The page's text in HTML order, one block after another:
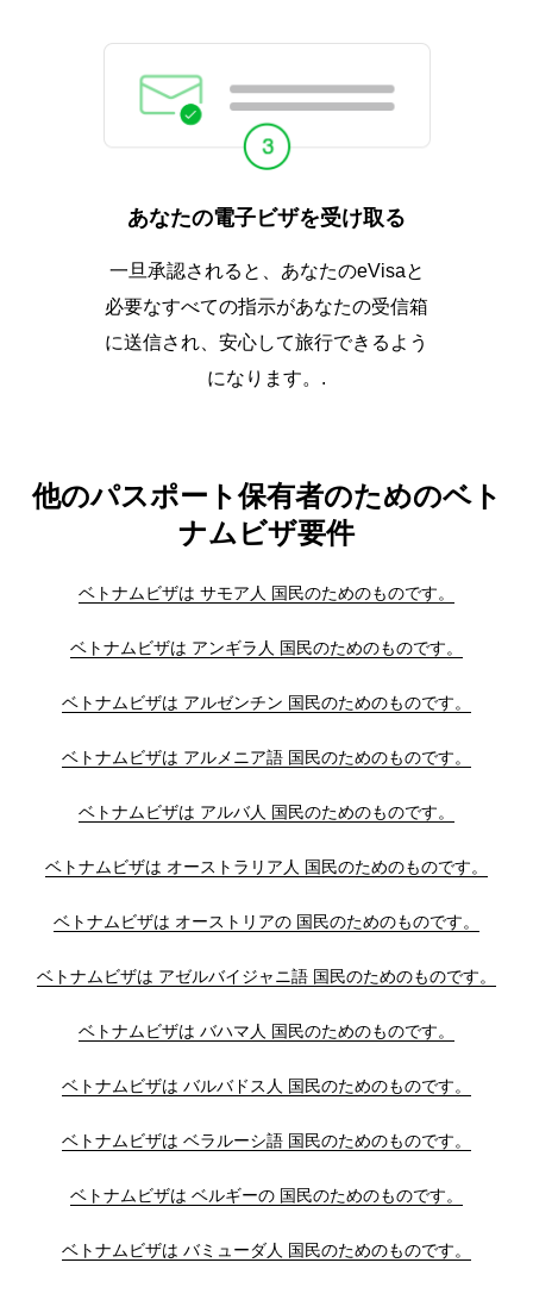
あなたの電子ビザを受け取る
一旦承認されると、あなたのeVisaと
必要なすべての指示があなたの受信箱
に送信され、安心して旅行できるよう
になります。.
他のパスポート保有者のためのベト
ナムビザ要件
ベトナムビザは サモア人 国民のためのものです。
ベトナムビザは アンギラ人 国民のためのものです。
ベトナムビザは アルゼンチン 国民のためのものです。
ベトナムビザは アルメニア語 国民のためのものです。
ベトナムビザは アルバ人 国民のためのものです。
ベトナムビザは オーストラリア人 国民のためのものです。
ベトナムビザは オーストリアの 国民のためのものです。
ベトナムビザは アゼルバイジャニ語 国民のためのものです。
ベトナムビザは バハマ人 国民のためのものです。
ベトナムビザは バルバドス人 国民のためのものです。
ベトナムビザは ベラルーシ語 国民のためのものです。
ベトナムビザは ベルギーの 国民のためのものです。
ベトナムビザは バミューダ人 国民のためのものです。